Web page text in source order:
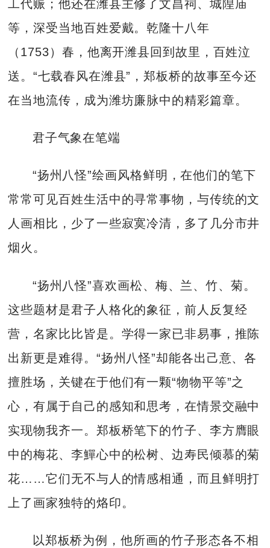
工代赈；他还在潍县主修了文昌祠、城隍庙
等，深受当地百姓爱戴。乾隆十八年
（1753）春，他离开潍县回到故里，百姓泣
送。“七载春风在潍县”，郑板桥的故事至今还
在当地流传，成为潍坊廉脉中的精彩篇章。
君子气象在笔端
“扬州八怪”绘画风格鲜明，在他们的笔下
常常可见百姓生活中的寻常事物，与传统的文
人画相比，少了一些寂寞冷清，多了几分市井
烟火。
“扬州八怪”喜欢画松、梅、兰、竹、菊。
这些题材是君子人格化的象征，前人反复经
营，名家比比皆是。学得一家已非易事，推陈
出新更是难得。“扬州八怪”却能各出己意、各
擅胜场，关键在于他们有一颗“物物平等”之
心，有属于自己的感知和思考，在情景交融中
实现物我齐一。郑板桥笔下的竹子、李方膺眼
中的梅花、李鱓心中的松树、边寿民倾慕的菊
花……它们无不与人的情感相通，而且鲜明打
上了画家独特的烙印。
以郑板桥为例，他所画的竹子形态各不相